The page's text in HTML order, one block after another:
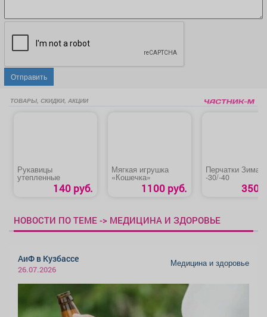
Отправить
ТОВАРЫ, СКИДКИ, АКЦИИ
Рукавицы
утепленные
140 руб.
Мягкая игрушка
«Кошечка»
1100 руб.
Перчатки Зима
-30/-40
350
НОВОСТИ ПО ТЕМЕ -> МЕДИЦИНА И ЗДОРОВЬЕ
АиФ в Кузбассе
26.07.2026
Медицина и здоровье